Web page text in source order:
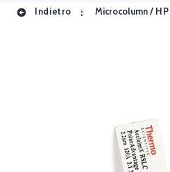
Indietro Microcolumn /